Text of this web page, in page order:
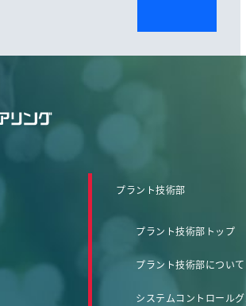
プラント技術部
プラント技術部トップ
プラント技術部について
システムコントロール